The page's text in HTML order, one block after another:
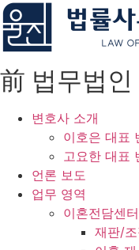
콘
텐
츠
로
건
前 법무법
변호사 소개
이호은 대표
고요한 대표
언론 보도
업무 영역
이혼전담센터
재판/